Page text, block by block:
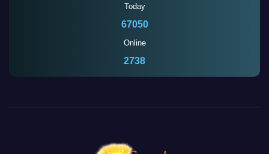
Today
67050
Online
2738